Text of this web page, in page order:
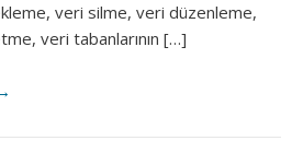
veri silme, veri düzenleme,
veri tabanlarının […]